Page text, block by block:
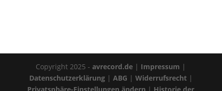
Copyright 2025 -avrecord.de | Impressum |
Datenschutzerklärung| ABG | Widerrufsrecht|